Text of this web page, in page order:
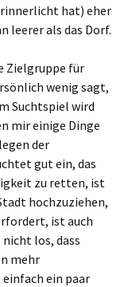
hat) eher
leerer als das Dorf.
Zielgruppe für
wenig sagt,
Suchtspiel wird
mir einige Dinge
der
gut ein, das
zu retten, ist
hochzuziehen,
ist auch
los, dass
mehr
ein paar